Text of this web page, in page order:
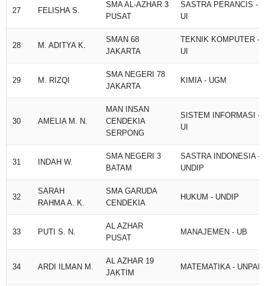
27 FELISHA S.
SMA AL-AZHAR 3
PUSAT
SASTRA PERANCIS -
UI
28 M. ADITYA K.
SMAN 68
JAKARTA
TEKNIK KOMPUTER -
UI
29 M. RIZQI
SMA NEGERI 78
JAKARTA
KIMIA - UGM
30 AMELIA M. N.
MAN INSAN
CENDEKIA
SERPONG
SISTEM INFORMASI -
UI
31 INDAH W.
SMA NEGERI 3
BATAM
SASTRA INDONESIA -
UNDIP
32
SARAH
RAHMA A. K.
SMA GARUDA
CENDEKIA
HUKUM - UNDIP
33 PUTI S. N.
AL AZHAR
PUSAT
MANAJEMEN - UB
34 ARDI ILMAN M.
AL AZHAR 19
JAKTIM
MATEMATIKA - UNPAD